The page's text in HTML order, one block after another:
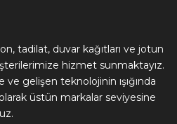
tadilat, duvar kağıtları ve jotun
hizmet sunmaktayız.
ve gelişen teknolojinin ışığında
üstün markalar seviyesine